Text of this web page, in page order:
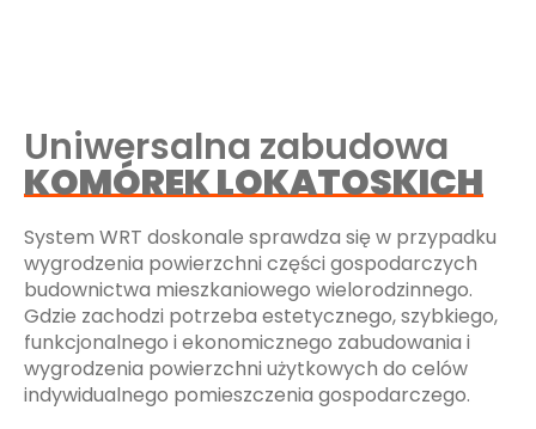
Uniwersalna zabudowa
KOMÓREK LOKATOSKICH
System WRT doskonale sprawdza się w przypadku
wygrodzenia powierzchni części gospodarczych
budownictwa mieszkaniowego wielorodzinnego.
Gdzie zachodzi potrzeba estetycznego, szybkiego,
funkcjonalnego i ekonomicznego zabudowania i
wygrodzenia powierzchni użytkowych do celów
indywidualnego pomieszczenia gospodarczego.